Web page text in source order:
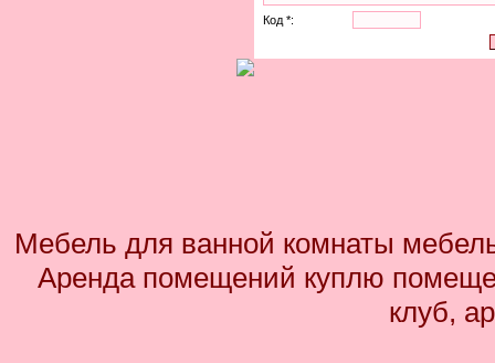
Код *:
Мебель для ванной комнаты
Аренда помещений куплю
клуб,